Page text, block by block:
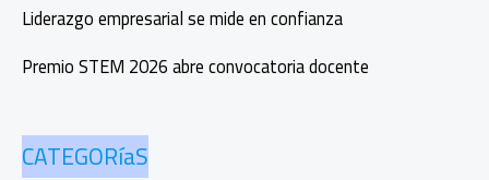
Liderazgo empresarial se mide en confianza
Premio STEM 2026 abre convocatoria docente
CATEGORíaS